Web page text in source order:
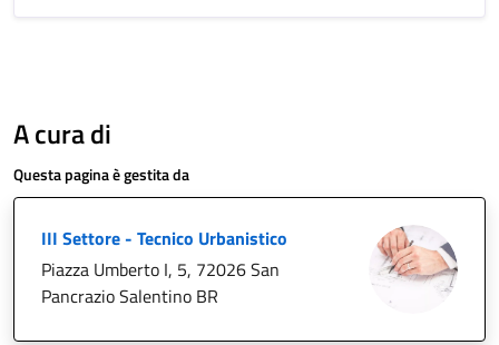
A cura di
Questa pagina è gestita da
III Settore - Tecnico Urbanistico
Piazza Umberto I, 5, 72026 San
Pancrazio Salentino BR